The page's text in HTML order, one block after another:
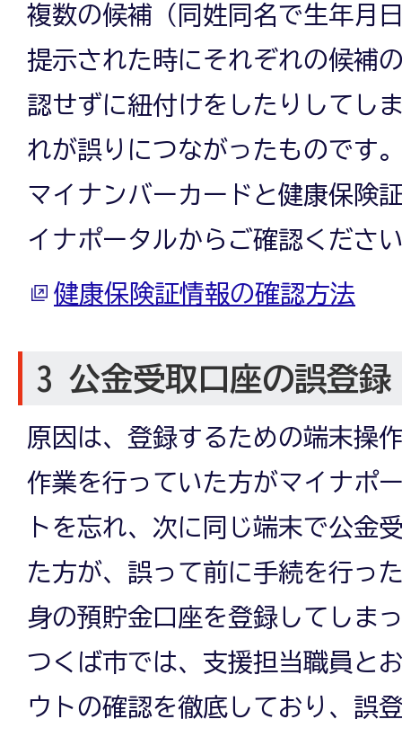
複数の候補（同姓同名で生年月
提示された時にそれぞれの候補
認せずに紐付けをしたりしてし
れが誤りにつながったものです
マイナンバーカードと健康保険
イナポータルからご確認くださ
健康保険証情報の確認方法
3 公金受取口座の誤登録
原因は、登録するための端末操
作業を行っていた方がマイナポ
トを忘れ、次に同じ端末で公金
た方が、誤って前に手続を行っ
身の預貯金口座を登録してしま
つくば市では、支援担当職員と
ウトの確認を徹底しており、誤